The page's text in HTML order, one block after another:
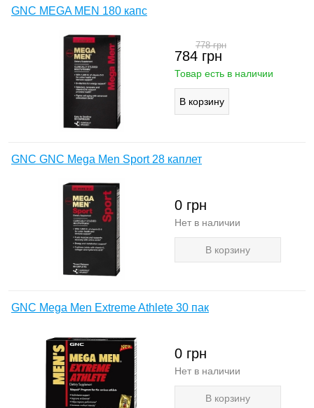
GNC MEGA MEN 180 капс
784 грн
778грн
Товар есть в наличии
GNC GNC Mega Men Sport 28 каплет
0 грн
Нет в наличии
В корзину
GNC Mega Men Extreme Athlete 30 пак
0 грн
Нет в наличии
В корзину